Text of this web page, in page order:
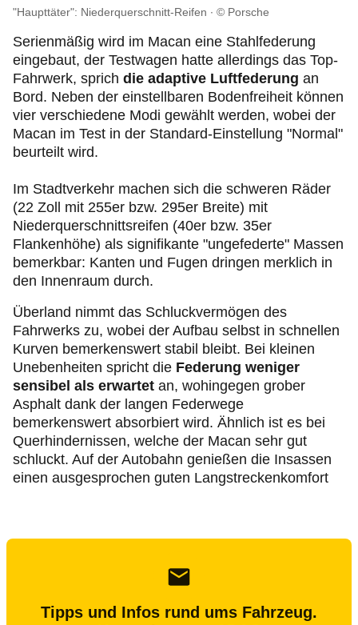
"Haupttäter": Niederquerschnitt-Reifen © Porsche
Serienmäßig wird im Macan eine Stahlfederung
eingebaut, der Testwagen hatte allerdings das Top-
Fahrwerk, sprich die adaptive Luftfederung an
Bord. Neben der einstellbaren Bodenfreiheit können
vier verschiedene Modi gewählt werden, wobei der
Macan im Test in der Standard-Einstellung "Normal"
beurteilt wird.
Im Stadtverkehr machen sich die schweren Räder
(22 Zoll mit 255er bzw. 295er Breite) mit
Niederquerschnittsreifen (40er bzw. 35er
Flankenhöhe) als signifikante "ungefederte" Massen
bemerkbar: Kanten und Fugen dringen merklich in
den Innenraum durch.
Überland nimmt das Schluckvermögen des
Fahrwerks zu, wobei der Aufbau selbst in schnellen
Kurven bemerkenswert stabil bleibt. Bei kleinen
Unebenheiten spricht die Federung weniger
sensibel als erwartet an, wohingegen grober
Asphalt dank der langen Federwege
bemerkenswert absorbiert wird. Ähnlich ist es bei
Querhindernissen, welche der Macan sehr gut
schluckt. Auf der Autobahn genießen die Insassen
einen ausgesprochen guten Langstreckenkomfort
Tipps und Infos rund ums Fahrzeug.